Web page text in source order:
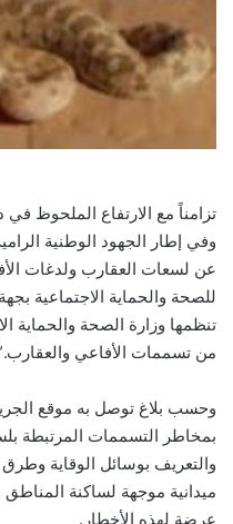
تزامناً مع الارتفاع الملحوظ
وفي إطار الجهود الوطنية
عن لسعات العقارب ولدغات
للصحة والحماية الاجتماعية
تنظمها وزارة الصحة والحماية
من تسممات الأفاعي
وحسب بلاغ توصل به موقع
بمخاطر التسممات المرتبطة
والتعريف بوسائل الوقاية
ميدانية موجهة لساكنة المناطق
عرضة لهذه الأخطار.